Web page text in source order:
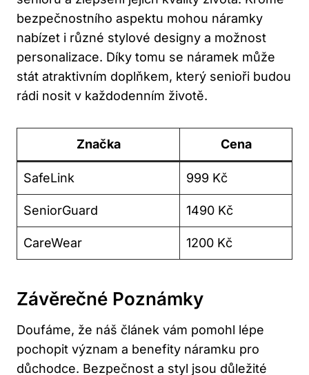
bezpečnostního aspektu mohou náramky
nabízet i různé stylové designy a možnost
personalizace. Díky tomu se náramek může
stát atraktivním doplňkem, který senioři budou
rádi nosit v každodenním životě.
Značka Cena
SafeLink 999 Kč
SeniorGuard 1490 Kč
CareWear 1200 Kč
Závěrečné Poznámky
Doufáme, že náš článek vám pomohl lépe
pochopit význam a benefity náramku pro
důchodce. Bezpečnost a styl jsou důležité